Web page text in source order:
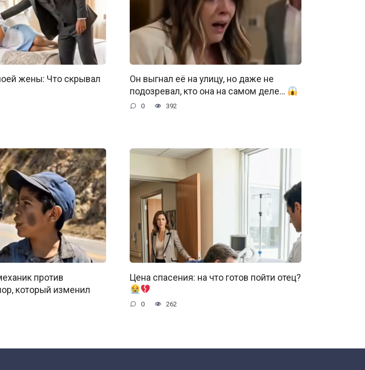
жены: Что скрывал
Он выгнал её на улицу, но даже не
подозревал, кто она на самом деле…
0 392
против
который изменил
Цена спасения: на что готов пойти отец?
0 262